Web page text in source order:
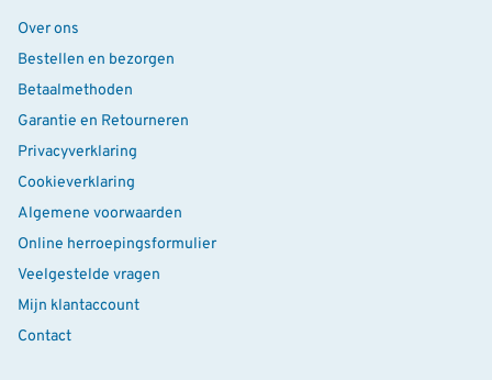
Over ons
Bestellen en bezorgen
Betaalmethoden
Garantie en Retourneren
Privacyverklaring
Cookieverklaring
Algemene voorwaarden
Online herroepingsformulier
Veelgestelde vragen
Mijn klantaccount
Contact